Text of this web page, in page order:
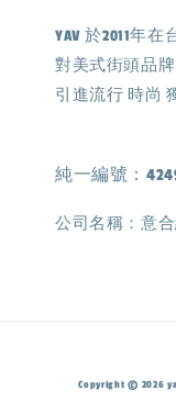
YAV 於2011年
對美式街頭品
引進流行 時尚
純一編號：
公司名稱：意
Copyright © 2026